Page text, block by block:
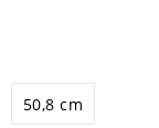
50,8 cm